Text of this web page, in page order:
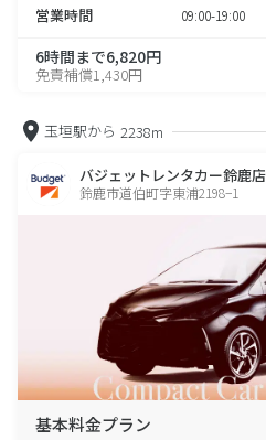
営業時間 09:00-19:00
6時間まで6,820円
免責補償1,430円
玉垣駅から 2238m
バジェットレンタカー鈴鹿店
鈴鹿市道伯町字東浦2198−1
基本料金プラン